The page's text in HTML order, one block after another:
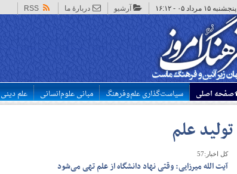
پنجشنبه ۱۵ مرداد ۰۵ - ۱۶:۱۲ آرشیو دربارهٔ ما RSS
صفحه اصلی سیاست‌گذاری علم‌وفرهنگ مبانی علوم‌انسانی علم دینی
تولید علم
کل اخبار:57
آیت‏ الله میرزایی: وقتی نهاد دانشگاه از علم تهی می‌شود